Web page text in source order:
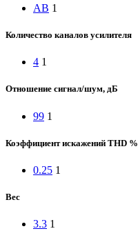
AB 1
Количество каналов усилителя
4 1
Отношение сигнал/шум, дБ
99 1
Коэффициент искажений THD %
0.25 1
Вес
3.3 1